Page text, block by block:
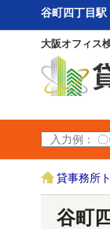
谷町四丁目
大阪オフィス
貸事務所
谷町